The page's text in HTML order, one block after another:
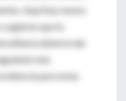
Aquí hay menos
sugieren que la
debería dar
más
para estas